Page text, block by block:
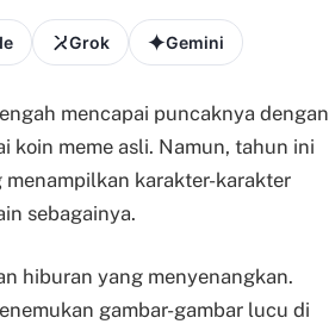
Grok Gemini
mencapai puncaknya dengan
koin meme asli. Namun, tahun ini
karakter-karakter
sebagainya.
hiburan yang menyenangkan.
gambar-gambar lucu di